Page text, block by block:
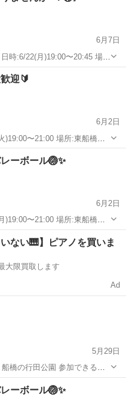
6月7日
心者も経験者も
いあいとした雰囲気でプレ...
バレー
迎🔰
6月2日
で楽しく"がモットーで...
バスケ
ーボール🏐✨
6月2日
の方大
どちらもいます♩ "みんなで...
バレー
ない🎹】ピアノを買いま
大限買取します
Ad
5月29日
公園 参加できる人
日々のストレス発散にもなる
ペース
ーボール🏐✨